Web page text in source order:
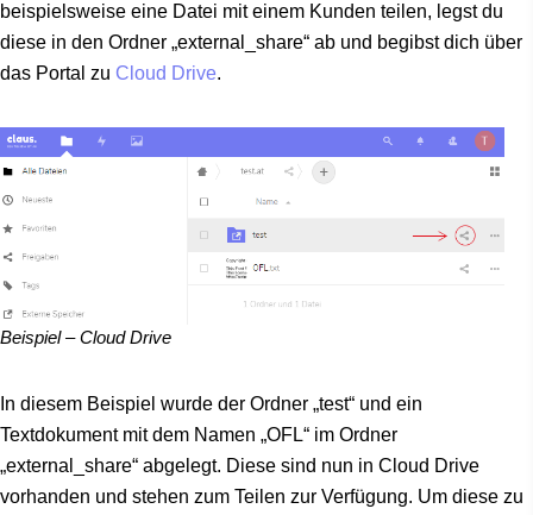
beispielsweise eine Datei mit einem Kunden teilen, legst du
diese in den Ordner „external_share“ ab und begibst dich über
das Portal zu Cloud Drive.
Beispiel – Cloud Drive
In diesem Beispiel wurde der Ordner „test“ und ein
Textdokument mit dem Namen „OFL“ im Ordner
„external_share“ abgelegt. Diese sind nun in Cloud Drive
vorhanden und stehen zum Teilen zur Verfügung. Um diese zu